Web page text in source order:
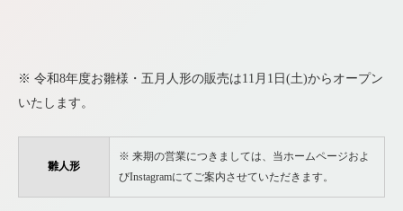
※ 令和8年度お雛様・五月人形の販売は11月1日(土)からオープン
いたします。
雛人形
※ 来期の営業につきましては、当ホームページおよ
びInstagramにてご案内させていただきます。